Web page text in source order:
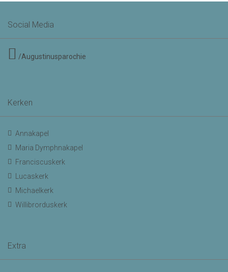
Social Media
/Augustinusparochie
Kerken
Annakapel
Maria Dymphnakapel
Franciscuskerk
Lucaskerk
Michaelkerk
Willibrorduskerk
Extra